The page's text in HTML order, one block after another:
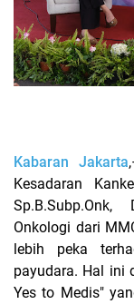
Kabaran Jakarta
Kesadaran
Onkologi dari
lebih peka
payudara. Hal ini
Yes to Medis"